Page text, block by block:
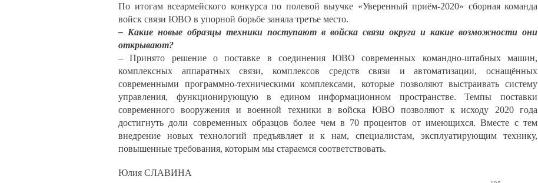
По итогам всеармейского конкурса по полевой выучке «Уверенный приём-2020» сборная команда
войск связи ЮВО в упорной борьбе заняла третье место.
– Какие новые образцы техники поступают в войска связи округа и какие возможности они
открывают?
– Принято решение о поставке в соединения ЮВО современных командно-штабных машин,
комплексных аппаратных связи, комплексов средств связи и автоматизации, оснащённых
современными программно-техническими комплексами, которые позволяют выстраивать систему
управления, функционирующую в едином информационном пространстве. Темпы поставки
современного вооружения и военной техники в войска ЮВО позволяют к исходу 2020 года
достигнуть доли современных образцов более чем в 70 процентов от имеющихся. Вместе с тем
внедрение новых технологий предъявляет и к нам, специалистам, эксплуатирующим технику,
повышенные требования, которым мы стараемся соответствовать.
Юлия СЛАВИНА